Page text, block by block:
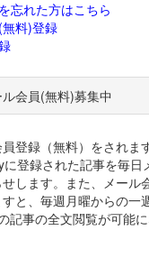
忘れた方はこちら
料)登録
ル会員(無料)募集中
登録（無料）をされま
に登録された記事を毎日
します。また、メール
と、毎週月曜からの一
記事の全文閲覧が可能